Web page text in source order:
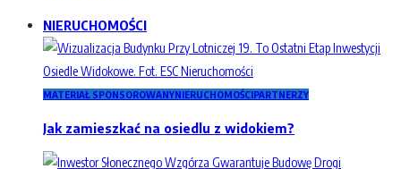
NIERUCHOMOŚCI
MATERIAŁ SPONSOROWANYNIERUCHOMOŚCIPARTNERZY
Jak zamieszkać na osiedlu z widokiem?